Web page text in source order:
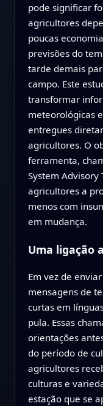
pode significar
agricultores
poucas
previsões do
tarde demais
campo. Este
transformar
meteorológicas
entregues
agricultores. O
ferramenta,
System Advisory
agricultores a
menos com
em mudança.
Uma ligação
Em vez de
mensagens de
curtas em
pula. Essas
orientações
do período de
agricultores
culturas e
estação que se